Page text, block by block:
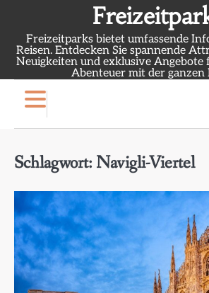
contentFreizeitparks bietet umfassende
Reisen. Entdecken Sie spannende
Neuigkeiten und exklusive Angebote
Abenteuer mit der ganzen
Schlagwort: Navigli-Viertel